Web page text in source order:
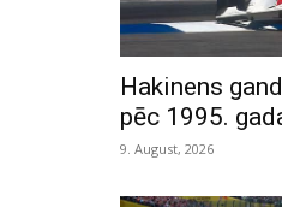
Hakinens
pēc 1995.
9. August, 2026